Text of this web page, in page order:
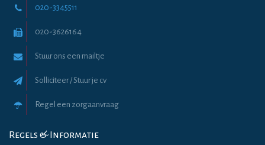
020-3345511
020-3626164
Stuur ons een mailtje
Solliciteer / Stuur je cv
Regel een zorgaanvraag
Regels & Informatie